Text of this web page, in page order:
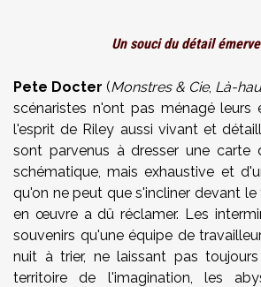
Un souci du détail
Pete Docter (Monstres & Cie, Là-
scénaristes n'ont pas ménagé leurs
l'esprit de Riley aussi vivant et
sont parvenus à dresser une carte
schématique, mais exhaustive et
qu'on ne peut que s'incliner devant
en œuvre a dû réclamer. Les
souvenirs qu'une équipe de
nuit à trier, ne laissant pas
territoire de l'imagination, les